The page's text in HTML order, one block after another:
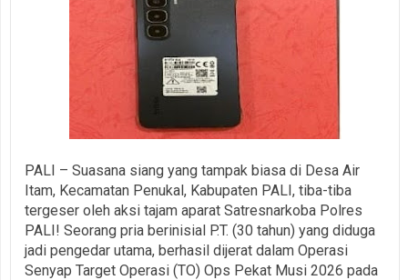
PALI – Suasana siang yang tampak biasa di Desa Air
Itam, Kecamatan Penukal, Kabupaten PALI, tiba-tiba
tergeser oleh aksi tajam aparat Satresnarkoba Polres
PALI! Seorang pria berinisial P.T. (30 tahun) yang diduga
jadi pengedar utama, berhasil dijerat dalam Operasi
Senyap Target Operasi (TO) Ops Pekat Musi 2026 pada